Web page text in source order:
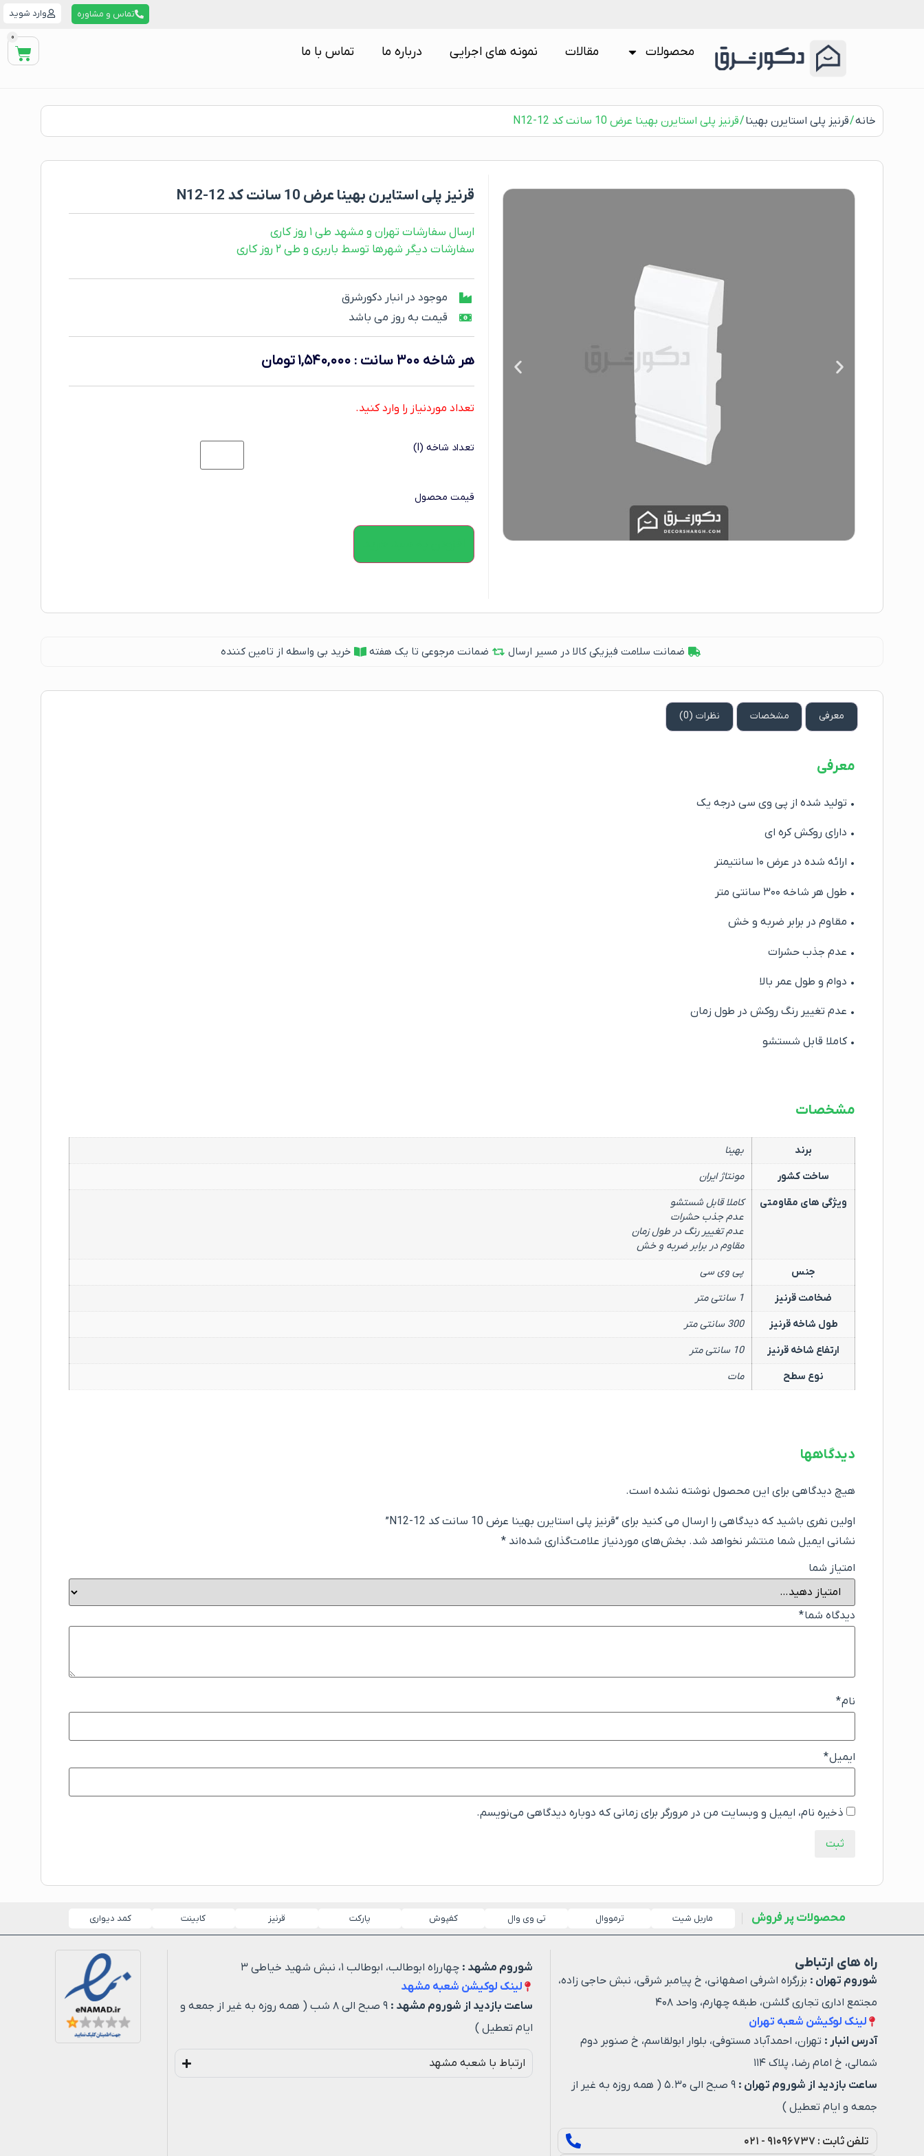
تماس و مشاوره وارد شوید
محصولات مقالات نمونه های اجرایی درباره ما تماس با ما
0
خانه/قرنیز پلی استایرن بهینا/ قرنیز پلی استایرن بهینا عرض 10 سانت کد N12-12
قرنیز پلی استایرن بهینا عرض 10 سانت کد N12-12
ارسال سفارشات تهران و مشهد طی ۱ روز کاری
سفارشات دیگر شهرها توسط باربری و طی ۲ روز کاری
موجود در انبار دکورشرق
قیمت به روز می باشد
هر شاخه ۳۰۰ سانت : ۱,۵۴۰,۰۰۰تومان
تعداد موردنیاز را وارد کنید.
تعداد شاخه (l)
قیمت محصول
ضمانت سلامت فیزیکی کالا در مسیر ارسال ضمانت مرجوعی تا یک هفته خرید بی واسطه از تامین کننده
معرفی مشخصات نظرات (0)
معرفی
• تولید شده از پی وی سی درجه یک
• دارای روکش کره ای
• ارائه شده در عرض ۱۰ سانتیمتر
• طول هر شاخه ۳۰۰ سانتی متر
• مقاوم در برابر ضربه و خش
• عدم جذب حشرات
• دوام و طول عمر بالا
• عدم تغییر رنگ روکش در طول زمان
• کاملا قابل شستشو
مشخصات
برند
بهینا
ساخت کشور
مونتاژ ایران
ویژگی های مقاومتی
کاملا قابل شستشو
عدم جذب حشرات
عدم تغییر رنگ در طول زمان
مقاوم در برابر ضربه و خش
جنس
پی وی سی
ضخامت قرنیز
1 سانتی متر
طول شاخه قرنیز
300 سانتی متر
ارتفاع شاخه قرنیز
10 سانتی متر
نوع سطح
مات
دیدگاهها
هیچ دیدگاهی برای این محصول نوشته نشده است.
اولین نفری باشید که دیدگاهی را ارسال می کنید برای “قرنیز پلی استایرن بهینا عرض 10 سانت کد N12-12”
نشانی ایمیل شما منتشر نخواهد شد. بخش‌های موردنیاز علامت‌گذاری شده‌اند *
امتیاز شما
دیدگاه شما*
نام*
ایمیل*
ذخیره نام، ایمیل و وبسایت من در مرورگر برای زمانی که دوباره دیدگاهی می‌نویسم.
محصولات پر فروش ماربل شیت ترمووال تی وی وال کفپوش پارکت قرنیز کابینت کمد دیواری
راه های ارتباطی
شوروم تهران : بزرگراه اشرفی اصفهانی، خ پیامبر شرقی، نبش حاجی زاده،
مجتمع اداری تجاری گلشن، طبقه چهارم، واحد ۴۰۸
لینک لوکیشن شعبه تهران
آدرس انبار : تهران، احمدآباد مستوفی، بلوار ابولقاسم، خ صنوبر دوم
شمالی، خ امام رضا، پلاک ۱۱۴
ساعت بازدید از شوروم تهران :
۹ صبح الی ۵.۳۰ ( همه روزه به غیر از
جمعه و ایام تعطیل )
تلفن ثابت : ۹۱۰۹۶۷۳۷ - ۰۲۱
شوروم مشهد : چهارراه ابوطالب، ابوطالب ۱، نبش شهید خیاطی ۳
لینک لوکیشن شعبه مشهد
ساعت بازدید از شوروم مشهد :
۹ صبح الی ۸ شب ( همه روزه به غیر از جمعه و
ایام تعطیل )
ارتباط با شعبه مشهد